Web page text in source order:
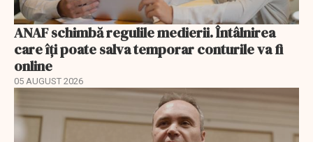
ANAF schimbă regulile medierii. Întâlnirea
care îți poate salva temporar conturile va fi
online
05 AUGUST 2026